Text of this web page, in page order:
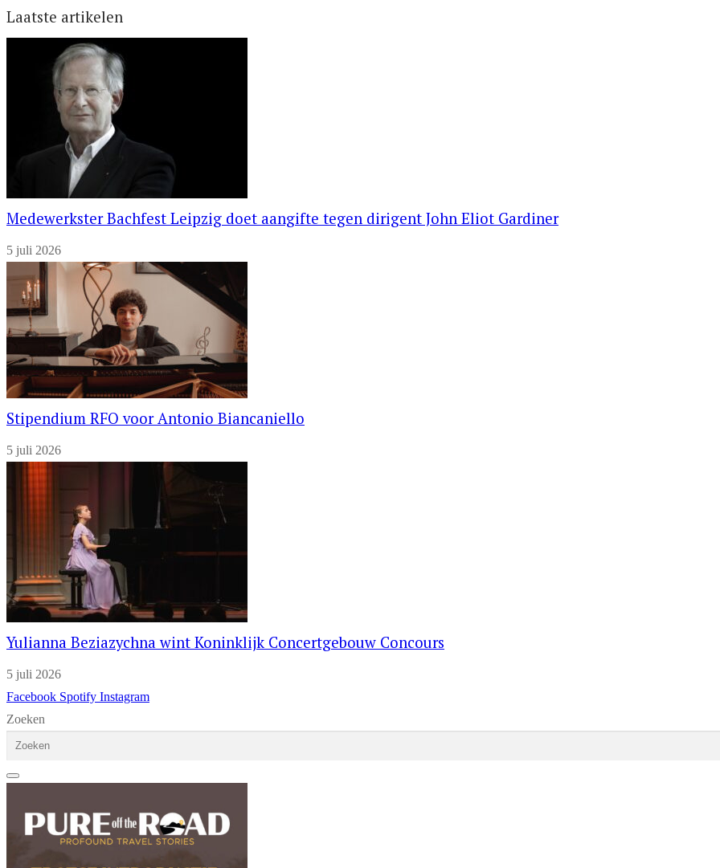
Laatste artikelen
Medewerkster Bachfest Leipzig doet aangifte tegen dirigent John Eliot Gardiner
5 juli 2026
Stipendium RFO voor Antonio Biancaniello
5 juli 2026
Yulianna Beziazychna wint Koninklijk Concertgebouw Concours
5 juli 2026
Facebook Spotify Instagram
Zoeken